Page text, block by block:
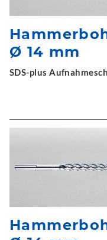
Ø 14 mm
SDS-plus